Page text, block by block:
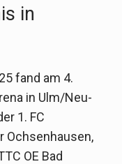
in
fand am 4.
in Ulm/Neu-
1. FC
Ochsenhausen,
OE Bad